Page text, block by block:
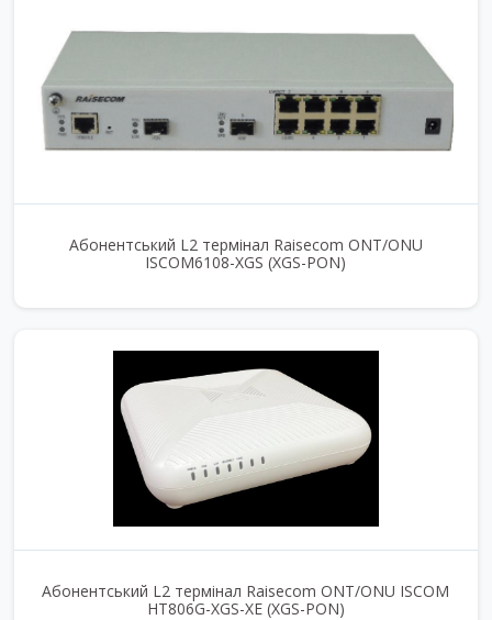
Абонентський L2 термінал Raisecom ONT/ONU
ISCOM6108-XGS (XGS-PON)
Абонентський L2 термінал Raisecom ONT/ONU ISCOM
HT806G-XGS-XE (XGS-PON)